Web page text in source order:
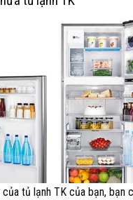
tủ lạnh TK của bạn, bạn